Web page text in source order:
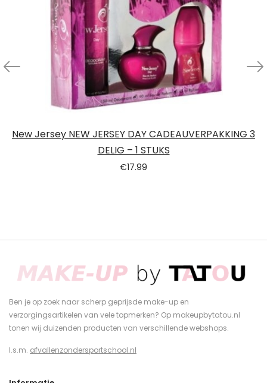
New Jersey NEW JERSEY DAY CADEAUVERPAKKING 3
DELIG – 1 STUKS
€17.99
Ben je op zoek naar scherp geprijsde make-up en
verzorgingsartikelen van vele topmerken? Op makeupbytatou.nl
tonen wij duizenden producten van verschillende webshops.
I.s.m. afvallenzondersportschool.nl